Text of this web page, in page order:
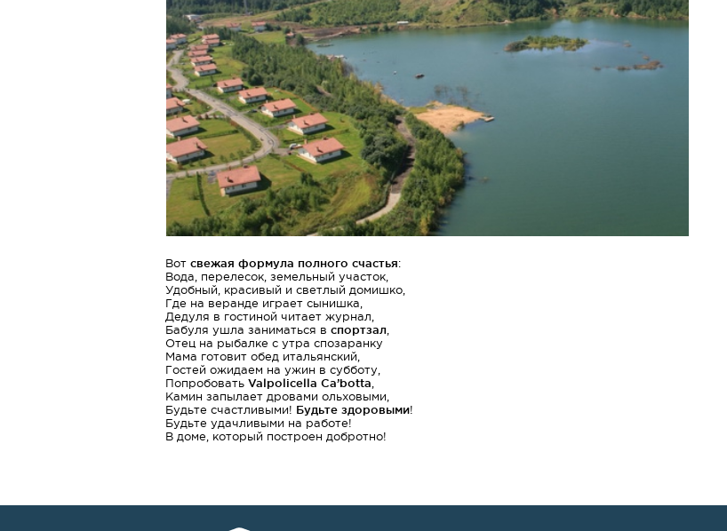
Вот свежая формула полного счастья:
Вода, перелесок, земельный участок,
Удобный, красивый и светлый домишко,
Где на веранде играет сынишка,
Дедуля в гостиной читает журнал,
Бабуля ушла заниматься в спортзал,
Отец на рыбалке с утра спозаранку
Мама готовит обед итальянский,
Гостей ожидаем на ужин в субботу,
Попробовать Valpolicella Ca’botta,
Камин запылает дровами ольховыми,
Будьте счастливыми! Будьте здоровыми!
Будьте удачливыми на работе!
В доме, который построен добротно!